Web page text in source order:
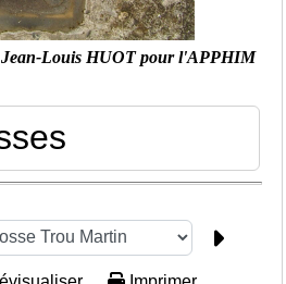
Jean-Louis HUOT pour l'APPHIM